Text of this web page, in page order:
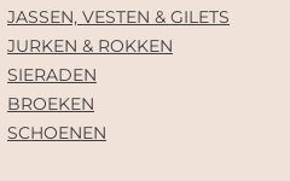
JASSEN, VESTEN & GILETS
JURKEN & ROKKEN
SIERADEN
BROEKEN
SCHOENEN